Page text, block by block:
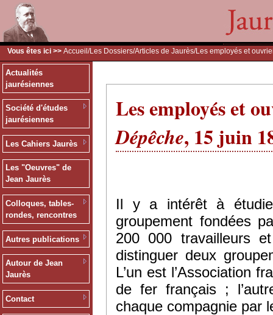
Vous êtes ici >> Accueil /Les Dossiers/Articles de Jaurès/Les employés et
Actualités
jaurésiennes
Société d'études
jaurésiennes
Les Cahiers Jaurès
Les "Oeuvres" de
Jean Jaurès
Colloques, tables-
rondes, rencontres
Autres publications
Autour de Jean
Jaurès
Contact
Les employés et
Dépêche, 15 juin
Il y a intérêt à
groupement fondées
200 000 travailleurs
distinguer deux
L’un est l’Association
de fer français ;
chaque compagnie par